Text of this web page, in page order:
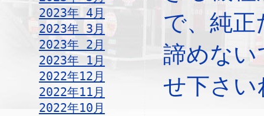
2023年 4月
2023年 3月
2023年 2月
2023年 1月
2022年12月
2022年11月
2022年10月
で、純
諦めない
せ下さい